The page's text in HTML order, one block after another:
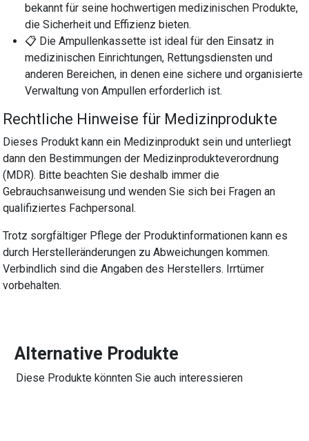
bekannt für seine hochwertigen medizinischen Produkte,
die Sicherheit und Effizienz bieten.
📋 Die Ampullenkassette ist ideal für den Einsatz in
medizinischen Einrichtungen, Rettungsdiensten und
anderen Bereichen, in denen eine sichere und organisierte
Verwaltung von Ampullen erforderlich ist.
Rechtliche Hinweise für Medizinprodukte
Dieses Produkt kann ein Medizinprodukt sein und unterliegt
dann den Bestimmungen der Medizinprodukteverordnung
(MDR). Bitte beachten Sie deshalb immer die
Gebrauchsanweisung und wenden Sie sich bei Fragen an
qualifiziertes Fachpersonal.
Trotz sorgfältiger Pflege der Produktinformationen kann es
durch Herstelleränderungen zu Abweichungen kommen.
Verbindlich sind die Angaben des Herstellers. Irrtümer
vorbehalten.
Alternative Produkte
Diese Produkte könnten Sie auch interessieren